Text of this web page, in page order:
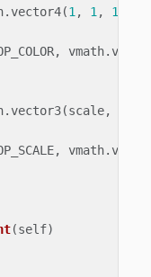
.vector4(1 , 1 , 1
, vmath.
.vector3(scale,
, vmath.
(self)